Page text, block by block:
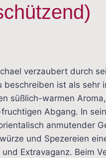
€
verzaubert durch
beschreiben ist als sehr
süßlich-warmen
Abgang. In
anmutender
und Spezereien
Extravaganz. Beim